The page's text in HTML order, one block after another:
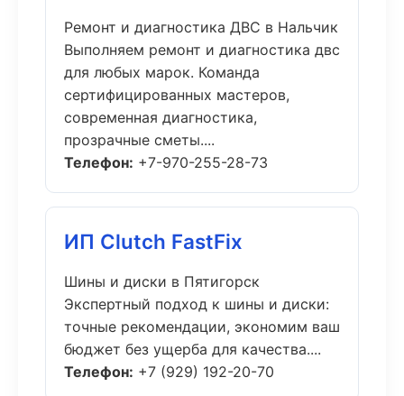
Ремонт и диагностика ДВС в Нальчик
Выполняем ремонт и диагностика двс
для любых марок. Команда
сертифицированных мастеров,
современная диагностика,
прозрачные сметы....
Телефон: +7-970-255-28-73
ИП Clutch FastFix
Шины и диски в Пятигорск
Экспертный подход к шины и диски:
точные рекомендации, экономим ваш
бюджет без ущерба для качества....
Телефон: +7 (929) 192-20-70